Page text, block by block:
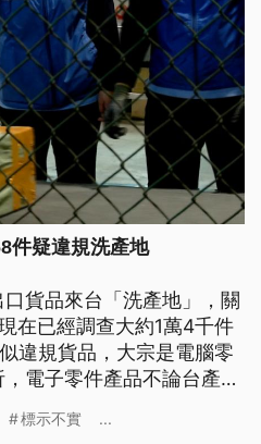
件疑違規洗產地
貨品來台「洗產地」，關
在已經調查大約1萬4千件
違規貨品，大宗是電腦零
電子零件產品不論台產還
有50位出貨人涉及產地標
標示不實 ...